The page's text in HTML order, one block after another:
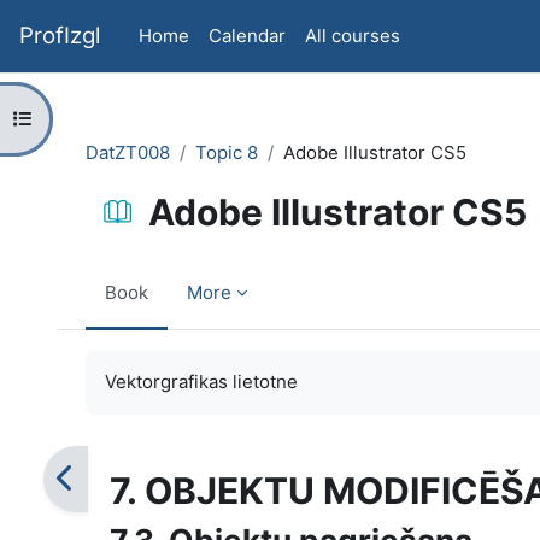
ProfIzgl Home Calendar All courses
Open course index
DatZT008
Topic 8 Adobe Illustrator CS5
Adobe Illustrator CS5
Book More
Vektorgrafikas lietotne
7. OBJEKTU